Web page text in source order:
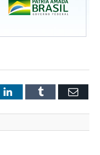
LinkedInTumblr Email